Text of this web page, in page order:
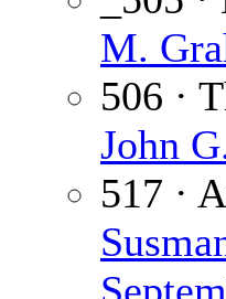
M.
506 ·
John
517 ·